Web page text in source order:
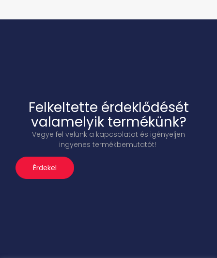
Felkeltette érdeklődését
valamelyik termékünk?
Vegye fel velünk a kapcsolatot és igényeljen
ingyenes termékbemutatót!
Érdekel